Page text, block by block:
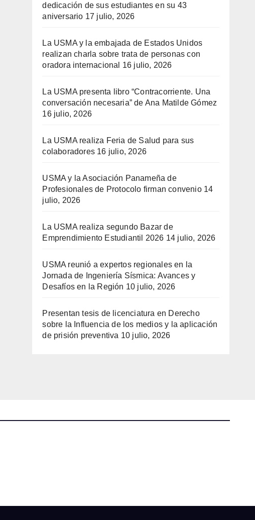
dedicación de sus estudiantes en su 43
aniversario 17 julio, 2026
La USMA y la embajada de Estados Unidos
realizan charla sobre trata de personas con
oradora internacional
16 julio, 2026
La USMA presenta libro “Contracorriente. Una
conversación necesaria” de Ana Matilde Gómez
16 julio, 2026
La USMA realiza Feria de Salud para sus
colaboradores 16 julio, 2026
USMA y la Asociación Panameña de
Profesionales de Protocolo firman convenio 14
julio, 2026
La USMA realiza segundo Bazar de
Emprendimiento Estudiantil 2026 14 julio, 2026
USMA reunió a expertos regionales en la
Jornada de Ingeniería Sísmica: Avances y
Desafíos en la Región 10 julio, 2026
Presentan tesis de licenciatura en Derecho
sobre la Influencia de los medios y la aplicación
de prisión preventiva 10 julio, 2026